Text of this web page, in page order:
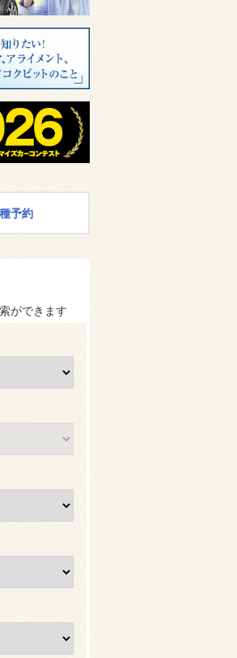
予約
ができます